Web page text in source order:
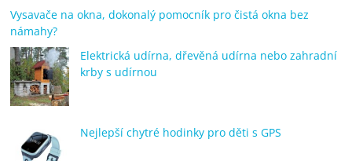
Vysavače na okna, dokonalý pomocník pro čistá okna bez
námahy?
Elektrická udírna, dřevěná udírna nebo zahradní
krby s udírnou
Nejlepší chytré hodinky pro děti s GPS